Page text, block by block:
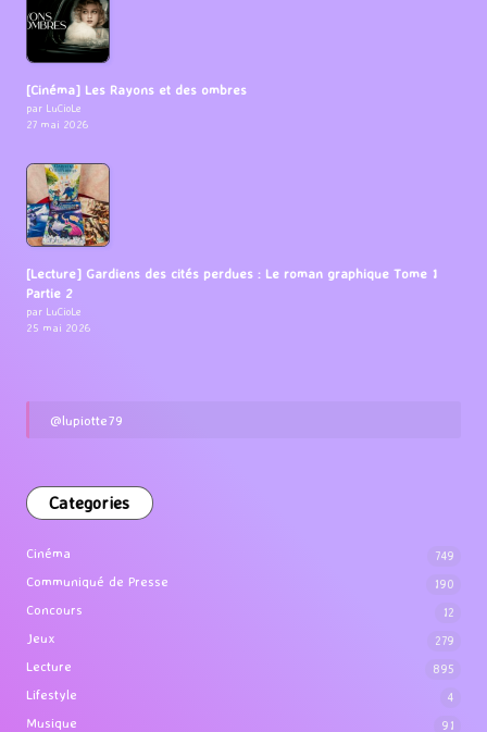
[Cinéma] Les Rayons et des ombres
par LuCioLe
27 mai 2026
[Lecture] Gardiens des cités perdues : Le roman graphique Tome 1
Partie 2
par LuCioLe
25 mai 2026
@lupiotte79
Categories
Cinéma 749
Communiqué de Presse 190
Concours 12
Jeux 279
Lecture 895
Lifestyle 4
Musique 91